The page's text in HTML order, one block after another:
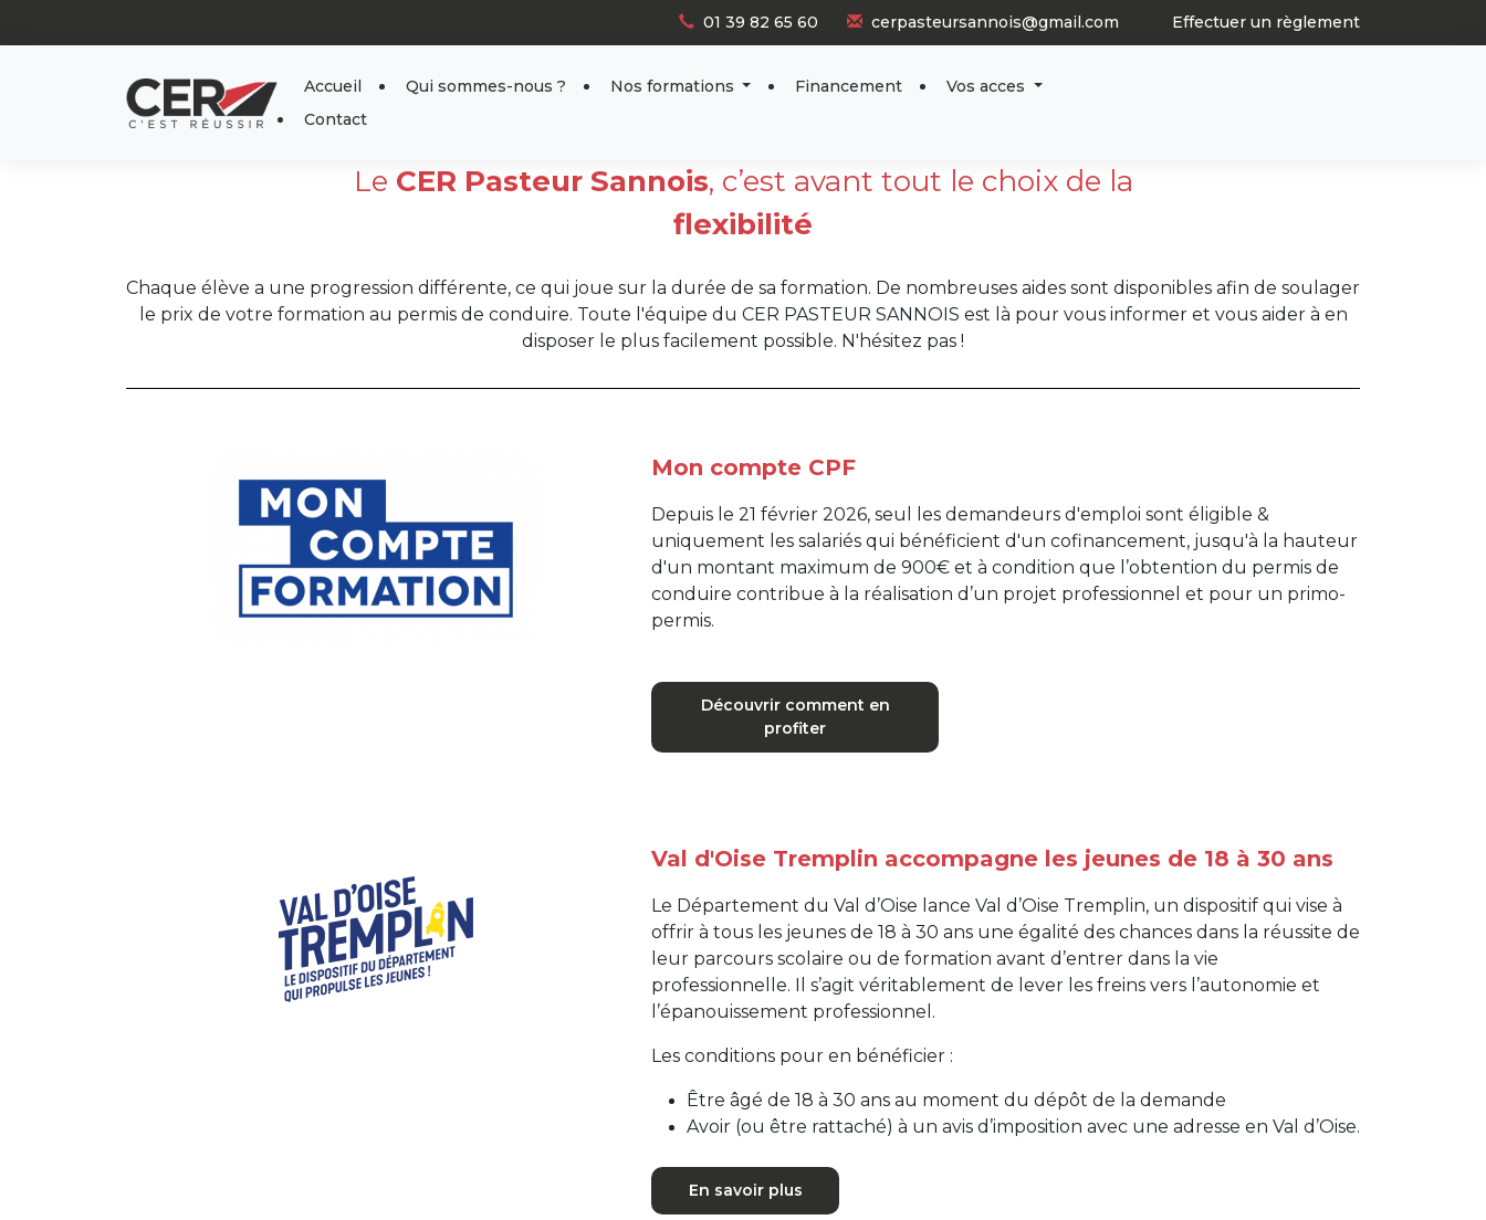
01 39 82 65 60 cerpasteursannois@gmail.com Effectuer un règlement
Accueil Qui sommes-nous ? Nos formations Financement
Vos acces
Contact
Le CER Pasteur Sannois, c’est avant tout le choix de la
flexibilité
Chaque élève a une progression différente, ce qui joue sur la durée de sa formation. De nombreuses aides sont disponibles afin de soulager
le prix de votre formation au permis de conduire. Toute l'équipe du CER PASTEUR SANNOIS est là pour vous informer et vous aider à en
disposer le plus facilement possible. N'hésitez pas !
Mon compte CPF
Depuis le 21 février 2026, seul les demandeurs d'emploi sont éligible &
uniquement les salariés qui bénéficient d'un cofinancement, jusqu'à la hauteur
d'un montant maximum de 900€ et à condition que l’obtention du permis de
conduire contribue à la réalisation d’un projet professionnel et pour un primo-
permis.
Découvrir comment en
profiter
Val d'Oise Tremplin accompagne les jeunes de 18 à 30 ans
Le Département du Val d’Oise lance Val d’Oise Tremplin, un dispositif qui vise à
offrir à tous les jeunes de 18 à 30 ans une égalité des chances dans la réussite de
leur parcours scolaire ou de formation avant d’entrer dans la vie
professionnelle. Il s’agit véritablement de lever les freins vers l’autonomie et
l’épanouissement professionnel.
Les conditions pour en bénéficier :
Être âgé de 18 à 30 ans au moment du dépôt de la demande
Avoir (ou être rattaché) à un avis d’imposition avec une adresse en Val d’Oise.
En savoir plus